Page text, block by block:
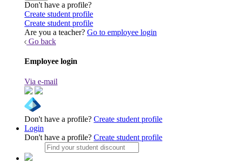
Don't have a profile?
Create student profile
Create student profile
Are you a teacher? Go to employee login
Go back
Employee login
Via e-mail
Don't have a profile? Create student profile
Login
Don't have a profile? Create student profile